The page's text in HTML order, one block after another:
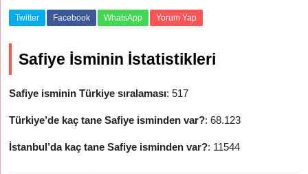
Twitter Facebook WhatsApp Yorum Yap
Safiye İsminin İstatistikleri
Safiye isminin Türkiye sıralaması: 517
Türkiye’de kaç tane Safiye isminden var?: 68.123
İstanbul’da kaç tane Safiye isminden var?: 11544